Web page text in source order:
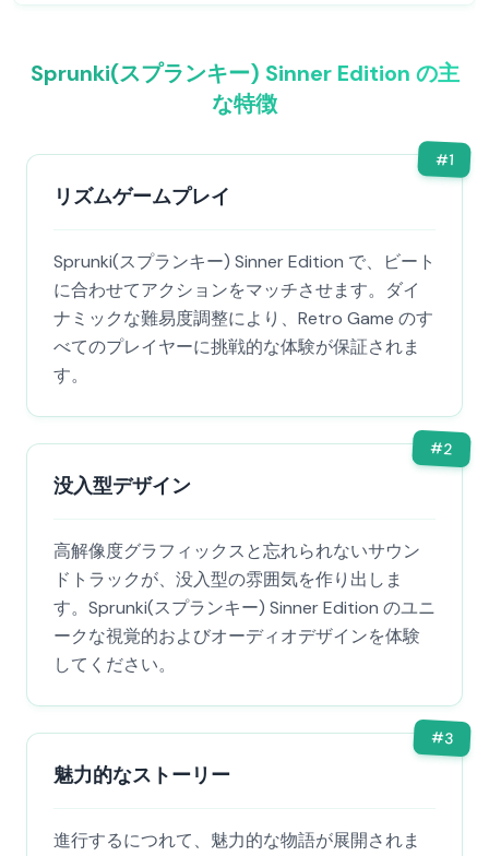
Sprunki(スプランキー) Sinner Edition の主
な特徴
#1
リズムゲームプレイ
Sprunki(スプランキー) Sinner Edition で、ビート
に合わせてアクションをマッチさせます。ダイ
ナミックな難易度調整により、Retro Game のす
べてのプレイヤーに挑戦的な体験が保証されま
す。
#2
没入型デザイン
高解像度グラフィックスと忘れられないサウン
ドトラックが、没入型の雰囲気を作り出しま
す。Sprunki(スプランキー) Sinner Edition のユニ
ークな視覚的およびオーディオデザインを体験
してください。
#3
魅力的なストーリー
進行するにつれて、魅力的な物語が展開されま